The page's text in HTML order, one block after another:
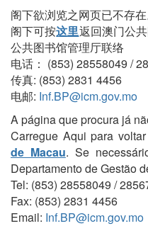
阁下欲浏览之网页已不存在
阁下可按这里返回澳门公
公共图书馆管理厅联络
电话： (853) 28558049 /
传真: (853) 2831 4456
电邮: Inf.BP@icm.gov.mo
A página que procura já
Carregue Aqui para
de Macau. Se
Departamento de Gestão
Tel: (853) 28558049 /
Fax: (853) 2831 4456
Email: Inf.BP@icm.gov.mo